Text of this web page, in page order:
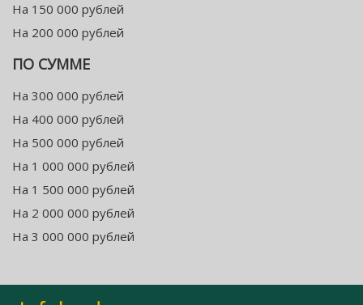
На 150 000 рублей
На 200 000 рублей
ПО СУММЕ
На 300 000 рублей
На 400 000 рублей
На 500 000 рублей
На 1 000 000 рублей
На 1 500 000 рублей
На 2 000 000 рублей
На 3 000 000 рублей